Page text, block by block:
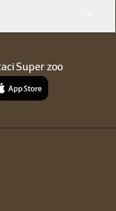
Super zoo